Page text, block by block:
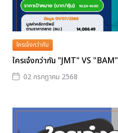
ใครเจ๋งกว่ากัน
ใครเจ๋งกว่ากัน "JMT" VS "BAM"
02 กรกฎาคม 2568